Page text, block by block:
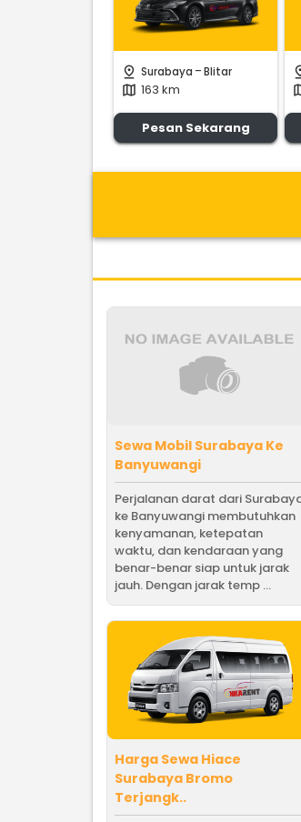
pin_drop Surabaya -Blitar
map 163 km
Pesan Sekarang
Sewa Mobil Surabaya Ke
Banyuwangi
Perjalanan darat dari
ke Banyuwangi membutuhkan
kenyamanan, ketepatan
waktu, dan kendaraan yang
benar-benar siap untuk jarak
jauh. Dengan jarak temp ...
Harga Sewa Hiace
Surabaya Bromo
Terjangk..